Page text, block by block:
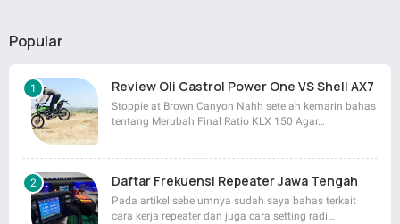
Popular
Review Oli Castrol Power One VS Shell AX7
Stoppie at Brown Canyon Nahh setelah kemarin bahas
tentang Merubah Final Ratio KLX 150 Agar…
Daftar Frekuensi Repeater Jawa Tengah
Pada artikel sebelumnya sudah saya bahas terkait
cara kerja repeater dan juga cara setting radi…